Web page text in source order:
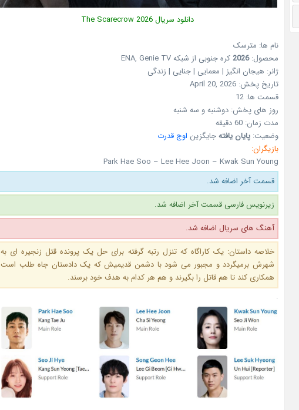
دانلود سریال The Scarecrow2026
نام ها: مترسک
محصول:2026کره جنوبی از شبکهENA, Genie TV
ژانر: هیجان انگیز | معمایی | جنایی | زندگی
تاریخ پخش: April 20, 2026
قسمت ها: 12
روز های پخش: دوشنبه و سه شنبه
مدت زمان: 60 دقیقه
وضعیت: پایان یافتهجایگزین اوج قدرت
بازیگران:
Park Hae Soo – Lee Hee Joon – Kwak Sun Young
قسمت آخر اضافه شد.
زیرنویس فارسی قسمت آخر اضافه شد.
آهنگ های سریال اضافه شد.
خلاصه داستان: یک کاراگاه که تنزل رتبه گرفته برای حل یک پرونده قتل زنجیره ای به
شهرش برمیگردد و مجبور می شود با دشمن قدیمیش که یک دادستان جاه طلب است
همکاری کند تا هم قاتل را بگیرند و هم هر کدام به هدف خود برسند.
.